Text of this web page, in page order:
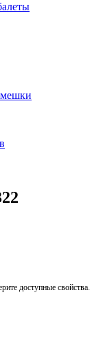
доступные свойства.